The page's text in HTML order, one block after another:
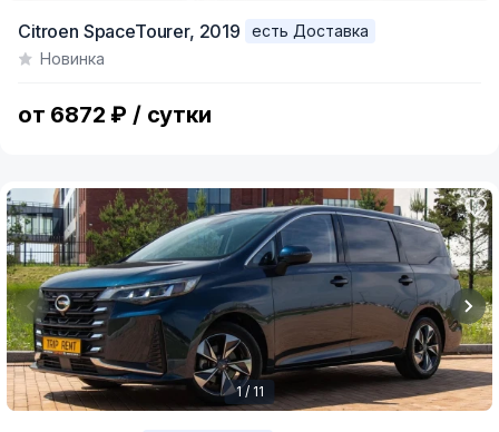
of
Citroen SpaceTourer, 2019
есть Доставка
Новинка
от 6872 ₽ / сутки
1 / 11